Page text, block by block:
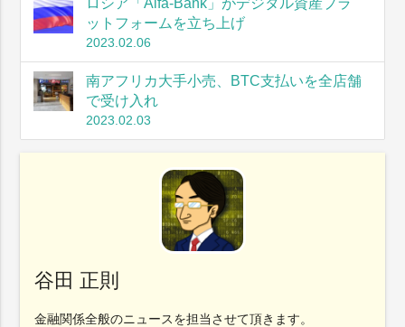
ロシア「Alfa-Bank」がデジタル資産プラ
ットフォームを立ち上げ
2023.02.06
南アフリカ大手小売、BTC支払いを全店舗
で受け入れ
2023.02.03
谷田 正則
金融関係全般のニュースを担当させて頂きます。